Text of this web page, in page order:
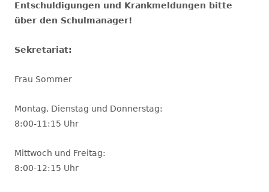
Entschuldigungen und Krankmeldungen bitte
über den Schulmanager!
Sekretariat:
Frau Sommer
Montag, Dienstag und Donnerstag:
8:00-11:15 Uhr
Mittwoch und Freitag:
8:00-12:15 Uhr